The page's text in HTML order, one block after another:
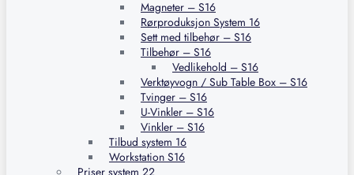
Magneter – S16
Rørproduksjon System 16
Sett med tilbehør – S16
Tilbehør – S16
Vedlikehold – S16
Verktøyvogn / Sub Table Box – S16
Tvinger – S16
U-Vinkler – S16
Vinkler – S16
Tilbud system 16
Workstation S16
Priser system 22